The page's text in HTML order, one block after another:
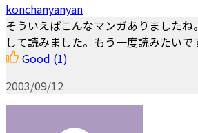
konchanyanyan
そういえばこんなマンガありましたね
して読みました。もう一度読みたいで
Good (1)
2003/09/12